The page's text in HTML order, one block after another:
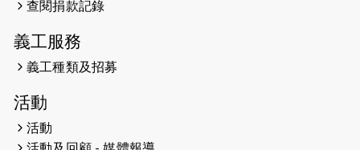
2026-04-24
2026-04-23
2026-04-19
查閱捐款記錄
義工服務
義工種類及招募
活動
活動